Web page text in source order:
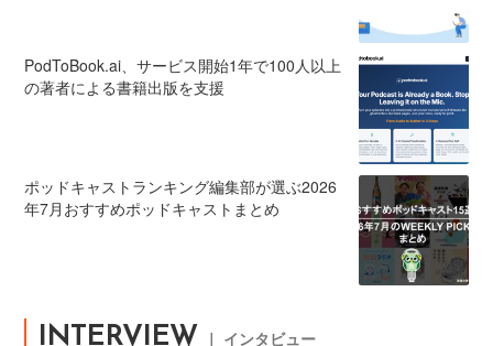
PodToBook.ai、サービス開始1年で100人以上
の著者による書籍出版を支援
ポッドキャストランキング編集部が選ぶ2026
年7月おすすめポッドキャストまとめ
INTERVIEW ｜ インタビュー